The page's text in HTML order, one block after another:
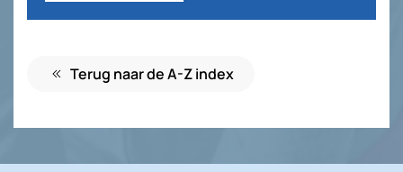
Terug naar de A-Z index